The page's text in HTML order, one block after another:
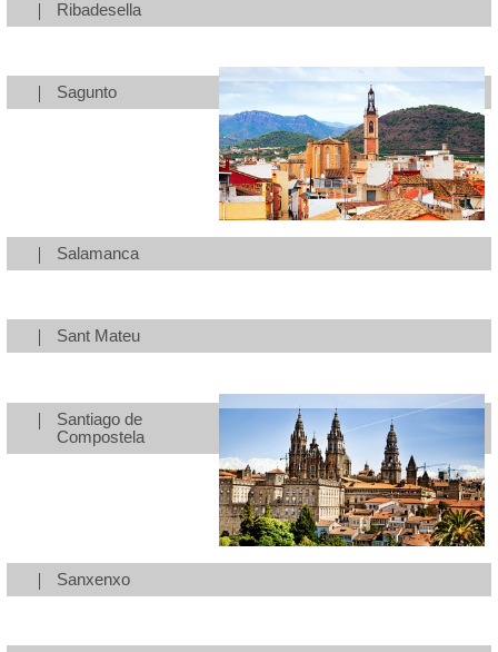
Ribadesella
Sagunto
Salamanca
Sant Mateu
Santiago de
Compostela
Sanxenxo